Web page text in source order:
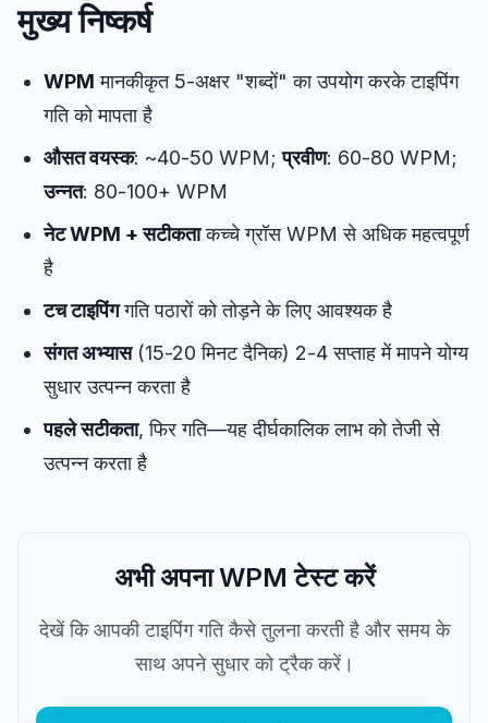
मुख्य निष्कर्ष
WPM मानकीकृत 5-अक्षर "शब्दों" का उपयोग करके टाइपिंग
गति को मापता है
औसत वयस्क: ~40-50 WPM;प्रवीण: 60-80 WPM;
उन्नत: 80-100+ WPM
नेट WPM + सटीकताकच्चे ग्रॉस WPM से अधिक महत्वपूर्ण
है
टच टाइपिंगगति पठारों को तोड़ने के लिए आवश्यक है
संगत अभ्यास(15-20 मिनट दैनिक) 2-4 सप्ताह में मापने योग्य
सुधार उत्पन्न करता है
पहले सटीकता, फिर गति—यह दीर्घकालिक लाभ को तेजी से
उत्पन्न करता है
अभी अपना WPM टेस्ट करें
देखें कि आपकी टाइपिंग गति कैसे तुलना करती है और समय के
साथ अपने सुधार को ट्रैक करें।